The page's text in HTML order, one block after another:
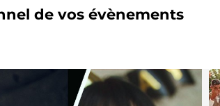
de vos évènements